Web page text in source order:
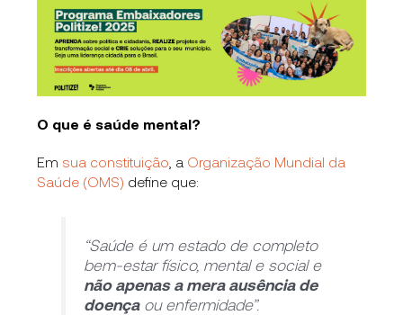
O que é saúde mental?
Em sua constituição , a Organização Mundial da
Saúde (OMS) define que:
“Saúde é um estado de completo
bem-estar físico, mental e social e
não apenas a mera ausência de
doençaou enfermidade”.